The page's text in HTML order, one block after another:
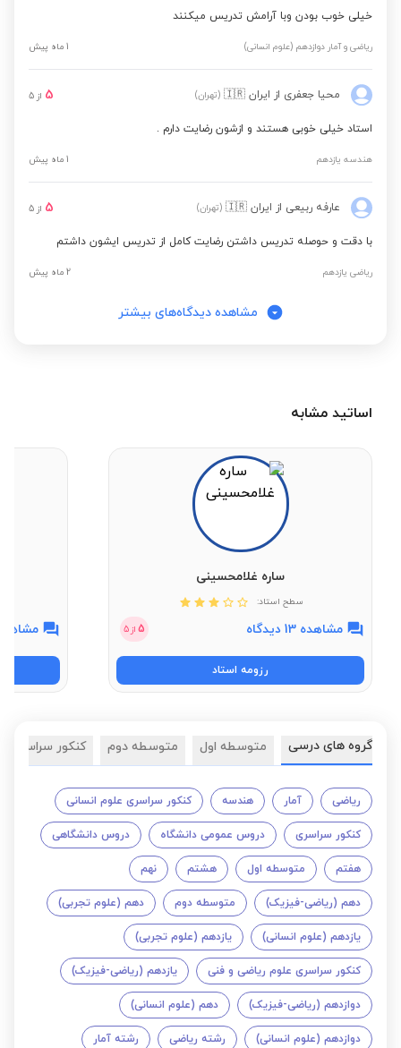
خیلی خوب بودن وبا آرامش تدریس میکنند
ریاضی و آمار دوازدهم (علوم انسانی) 1 ماه پیش
محیا جعفری از ایران 🇮🇷 (تهران) 5 از 5
استاد خیلی خوبی هستند و ازشون رضایت دارم .
هندسه یازدهم 1 ماه پیش
عارفه ربیعی از ایران 🇮🇷 (تهران) 5 از 5
با دقت و حوصله تدریس داشتن رضایت کامل از تدریس ایشون داشتم
ریاضی یازدهم 2 ماه پیش
مشاهده دیدگاه‌های بیشتر
اساتید مشابه
ساره غلامحسینی
سطح استاد:
مشاهده 13 دیدگاه 5 از 5
رزومه استاد
مشاهده 7
گروه های درسی متوسطه اول متوسطه دوم کنکور سراسری
ریاضی آمار هندسه کنکور سراسری علوم انسانی
کنکور سراسری دروس عمومی دانشگاه دروس دانشگاهی
هفتم متوسطه اول هشتم نهم
دهم (ریاضی-فیزیک) متوسطه دوم دهم (علوم تجربی)
یازدهم (علوم انسانی) یازدهم (علوم تجربی)
کنکور سراسری علوم ریاضی و فنی یازدهم (ریاضی-فیزیک)
دوازدهم (ریاضی-فیزیک) دهم (علوم انسانی)
دوازدهم (علوم انسانی) رشته ریاضی رشته آمار